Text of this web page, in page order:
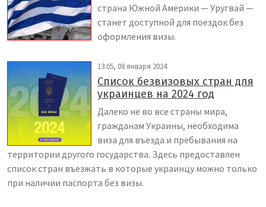
страна Южной Америки — Уругвай —
станет доступной для поездок без
оформления визы.
13:05, 08 января 2024
Список безвизовых стран для
украинцев на 2024 год
Далеко не во все страны мира,
гражданам Украины, необходима
виза для въезда и пребывания на
территории другого государства. Здесь предоставлен
список стран въезжать в которые украинцу можно только
при наличии паспорта без визы.